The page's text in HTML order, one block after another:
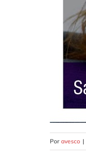
Por avesco |